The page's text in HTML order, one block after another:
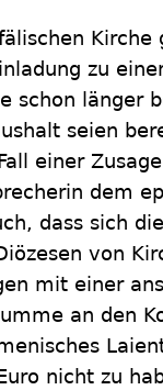
Kirche
zu
schon länger
seien
einer
dem
dass sich
von
mit einer
an den
nicht zu